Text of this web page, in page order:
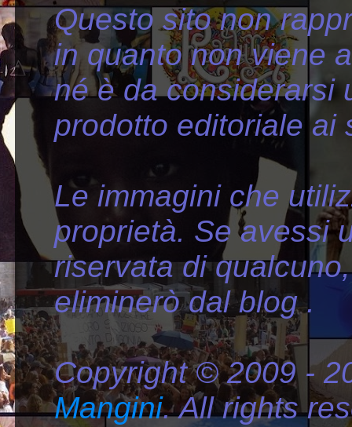
Questo sito non
in quanto non viene
né è da considerarsi
prodotto editoriale ai
Le immagini che
proprietà. Se avessi
riservata di
eliminerò dal blog .
Copyright © 2009 -
Mangini. All rights